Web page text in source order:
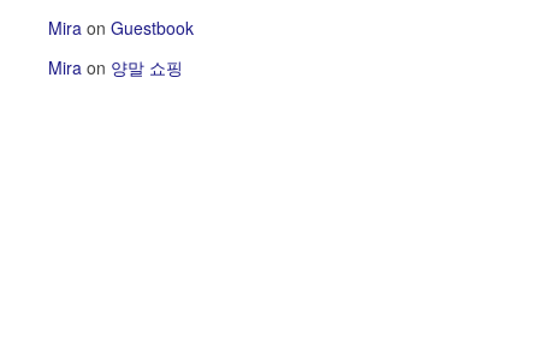
Mira on Guestbook
Mira on 양말 쇼핑